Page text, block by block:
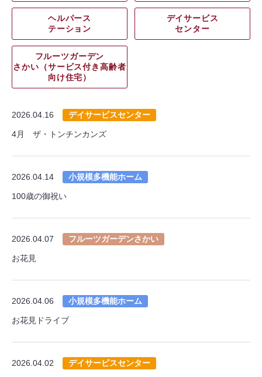
ヘルパース
テーション
デイサービス
センター
フルーツガーデン
さかい（サービス付き高齢者
向け住宅）
2026.04.16 デイサービスセンター
4月 ザ・トンチンカンズ
2026.04.14 小規模多機能ホーム
100歳の御祝い
2026.04.07 フルーツガーデンさかい
お花見
2026.04.06 小規模多機能ホーム
お花見ドライブ
2026.04.02 デイサービスセンター